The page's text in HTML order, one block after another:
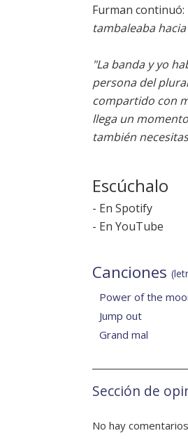
Furman continuó:
tambaleaba
"La banda y yo
persona del
compartido con
llega un
también
Escúchalo
- En Spotify
- En YouTube
Canciones
Power of the
Jump out
Grand mal
Sección de
No hay